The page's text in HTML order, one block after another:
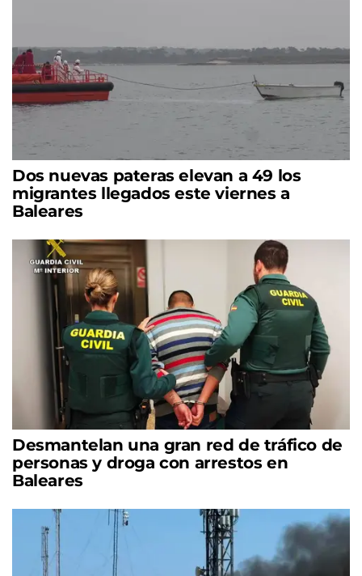
Dos nuevas pateras elevan a 49 los
migrantes llegados este viernes a
Baleares
Desmantelan una gran red de tráfico de
personas y droga con arrestos en
Baleares